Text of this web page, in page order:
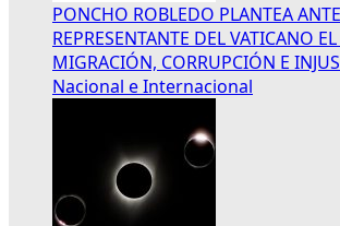
PONCHO ROBLEDO PLANTEA
REPRESENTANTE DEL VATICANO
MIGRACIÓN, CORRUPCIÓN E
Nacional e Internacional